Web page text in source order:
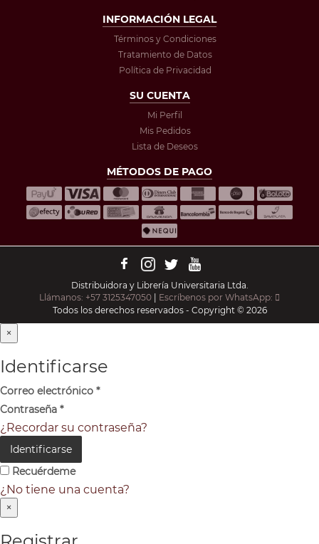
INFORMACIÓN LEGAL
Términos y Condiciones
Tratamiento de Datos
Política de Privacidad
SU CUENTA
Mi Perfil
Mis Pedidos
Lista de Deseos
MÉTODOS DE PAGO
Distribuidora y Librería Universitaria Ltda.
Llámanos: +57 3125347050 | Escríbenos por WhatsApp:
Todos los derechos reservados - Copyright © 2026
×
Identificarse
Correo electrónico *
Contraseña *
¿Recordar su contraseña?
Identificarse
Recuérdeme
¿No tiene una cuenta?
×